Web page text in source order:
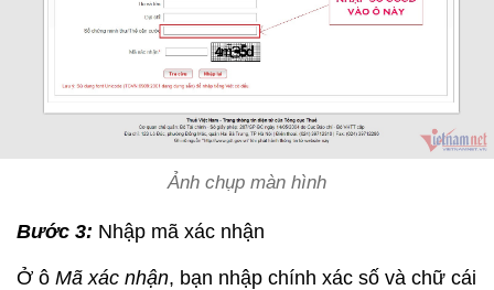
Ảnh chụp màn hình
Bước 3: Nhập mã xác nhận
Ở ô Mã xác nhận, bạn nhập chính xác số và chữ cái